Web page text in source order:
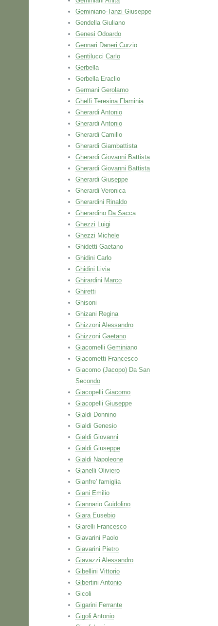
Geminiano-Tanzi Giuseppe
Gendella Giuliano
Genesi Odoardo
Gennari Daneri Curzio
Gentilucci Carlo
Gerbella
Gerbella Eraclio
Germani Gerolamo
Ghelfi Teresina Flaminia
Gherardi Antonio
Gherardi Antonio
Gherardi Camillo
Gherardi Giambattista
Gherardi Giovanni Battista
Gherardi Giovanni Battista
Gherardi Giuseppe
Gherardi Veronica
Gherardini Rinaldo
Gherardino Da Sacca
Ghezzi Luigi
Ghezzi Michele
Ghidetti Gaetano
Ghidini Carlo
Ghidini Livia
Ghirardini Marco
Ghiretti
Ghisoni
Ghizani Regina
Ghizzoni Alessandro
Ghizzoni Gaetano
Giacomelli Geminiano
Giacometti Francesco
Giacomo (Jacopo) Da San
Secondo
Giacopelli Giacomo
Giacopelli Giuseppe
Gialdi Donnino
Gialdi Genesio
Gialdi Giovanni
Gialdi Giuseppe
Gialdi Napoleone
Gianelli Oliviero
Gianfre' famiglia
Giani Emilio
Giannario Guidolino
Giara Eusebio
Giarelli Francesco
Giavarini Paolo
Giavarini Pietro
Giavazzi Alessandro
Gibellini Vittorio
Gibertini Antonio
Gicoli
Gigarini Ferrante
Gigoli Antonio